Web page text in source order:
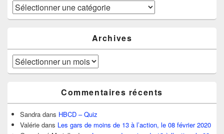
Catégories
Archives
Archives
Commentaires récents
Sandra dans HBCD – Quiz
Valérie dans Les gars de moins de 13 à l’action, le 08 février 2020